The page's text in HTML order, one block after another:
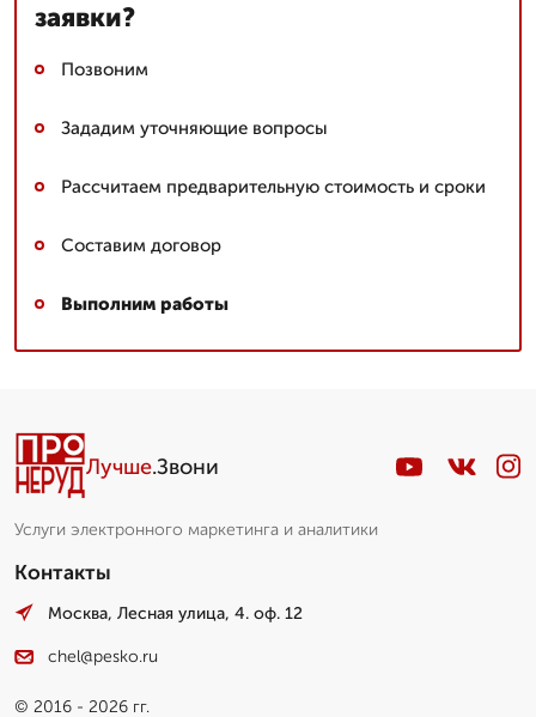
заявки?
Позвоним
Зададим уточняющие вопросы
Рассчитаем предварительную стоимость и сроки
Составим договор
Выполним работы
Лучше.Звони
Услуги электронного маркетинга и аналитики
Контакты
Москва, Лесная улица, 4. оф. 12
chel@pesko.ru
© 2016 - 2026 гг.